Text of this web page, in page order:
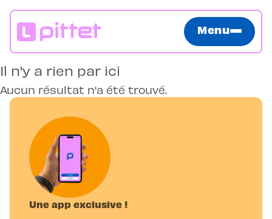
Menu
Il n'y a rien par ici
Aucun résultat n'a été trouvé.
Une app exclusive !